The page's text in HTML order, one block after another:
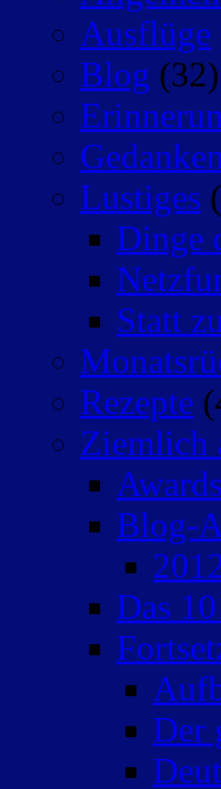
Ausflüge
Blog (32)
Gedanken
Lustiges
Dinge
Statt
Rezepte
Ziemlich
Awards
Blog-
Das
Der